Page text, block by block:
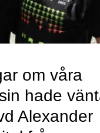
om våra
hade
Alexander